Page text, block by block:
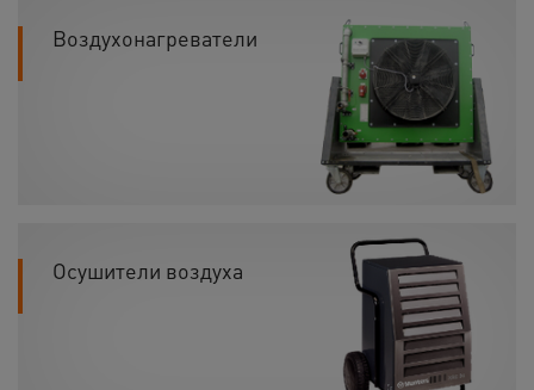
Воздухонагреватели
Осушители воздуха